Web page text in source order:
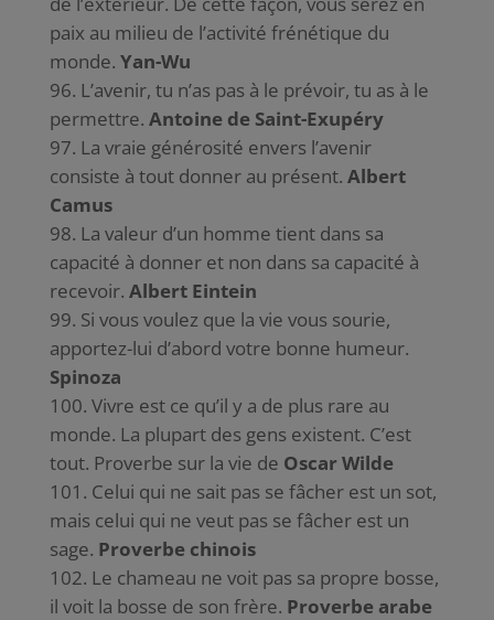
paix au milieu de l’activité frénétique du
monde. Yan-Wu
L’avenir, tu n’as pas à le prévoir, tu as à le
permettre. Antoine de Saint-Exupéry
La vraie générosité envers l’avenir
consiste à tout donner au présent. Albert
Camus
La valeur d’un homme tient dans sa
capacité à donner et non dans sa capacité à
recevoir. Albert Eintein
Si vous voulez que la vie vous sourie,
apportez-lui d’abord votre bonne humeur.
Spinoza
Vivre est ce qu’il y a de plus rare au
monde. La plupart des gens existent. C’est
tout. Proverbe sur la vie de Oscar Wilde
Celui qui ne sait pas se fâcher est un sot,
mais celui qui ne veut pas se fâcher est un
sage. Proverbe chinois
Le chameau ne voit pas sa propre bosse,
il voit la bosse de son frère. Proverbe arabe